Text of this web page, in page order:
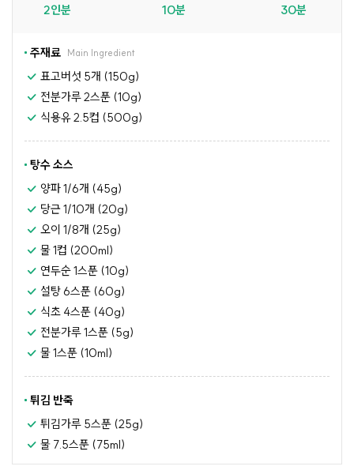
2인분
10분
30분
주재료 Main Ingredient
표고버섯 5개 (150g)
전분가루 2스푼 (10g)
식용유 2.5컵 (500g)
탕수 소스
양파 1/6개 (45g)
당근 1/10개 (20g)
오이 1/8개 (25g)
물 1컵 (200ml)
연두순 1스푼 (10g)
설탕 6스푼 (60g)
식초 4스푼 (40g)
전분가루 1스푼 (5g)
물 1스푼 (10ml)
튀김 반죽
튀김가루 5스푼 (25g)
물 7.5스푼 (75ml)